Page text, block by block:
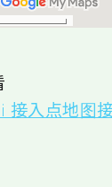
问题解答
生期间的交通
光宣传册
入点地图接